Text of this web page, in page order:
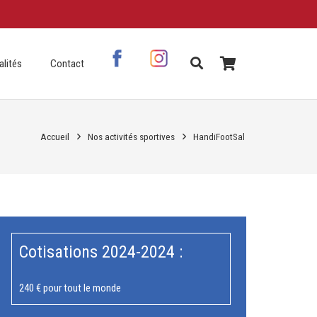
Contact
Accueil Nos activités sportives HandiFootSal
Cotisations 2024-2024 :
240 € pour tout le monde